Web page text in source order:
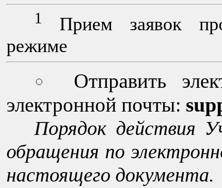
1
Прием заявок
режиме
Отправить
электронной почты:
Порядок действия
обращения по
настоящего документа.